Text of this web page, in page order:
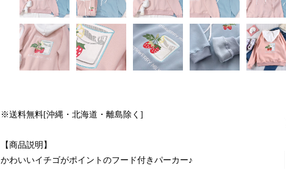
※送料無料[沖縄・北海道・離島除く]
【商品説明】
かわいいイチゴがポイントのフード付きパーカー♪